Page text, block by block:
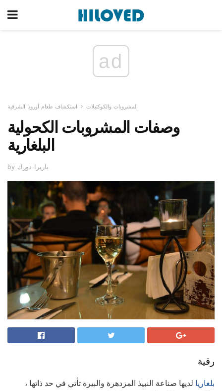
ad
المشروبات والكوكتيلات استكشاف طعام أوروبا الشرقية
وصفات المشروبات الكحولية
البلغارية
by باربرا دورك
رقية
بلغاريا لديها صناعة النبيذ المزدهرة والبيرة تأتي في حد ذاتها ،